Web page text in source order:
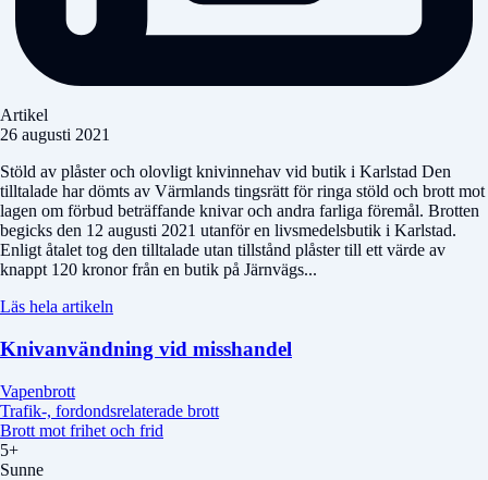
Artikel
26 augusti 2021
Stöld av plåster och olovligt knivinnehav vid butik i Karlstad Den
tilltalade har dömts av Värmlands tingsrätt för ringa stöld och brott mot
lagen om förbud beträffande knivar och andra farliga föremål. Brotten
begicks den 12 augusti 2021 utanför en livsmedelsbutik i Karlstad.
Enligt åtalet tog den tilltalade utan tillstånd plåster till ett värde av
knappt 120 kronor från en butik på Järnvägs...
Läs hela artikeln
Knivanvändning vid misshandel
Vapenbrott
Trafik-, fordondsrelaterade brott
Brott mot frihet och frid
5+
Sunne